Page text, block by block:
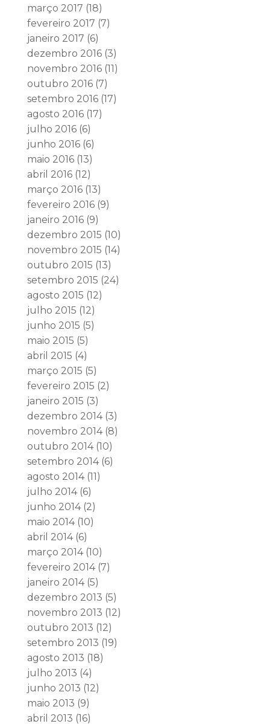
março 2017 (18)
fevereiro 2017 (7)
janeiro 2017 (6)
dezembro 2016(3)
novembro 2016(11)
outubro 2016(7)
setembro 2016(17)
agosto 2016(17)
julho 2016(6)
junho 2016(6)
maio 2016(13)
abril 2016(12)
março 2016(13)
fevereiro 2016(9)
janeiro 2016(9)
dezembro 2015 (10)
novembro 2015 (14)
outubro 2015 (13)
setembro 2015 (24)
agosto 2015 (12)
julho 2015 (12)
junho 2015 (5)
maio 2015 (5)
abril 2015 (4)
março 2015 (5)
fevereiro 2015 (2)
janeiro 2015 (3)
dezembro 2014(3)
novembro 2014(8)
outubro 2014(10)
setembro 2014(6)
agosto 2014(11)
julho 2014(6)
junho 2014(2)
maio 2014(10)
abril 2014(6)
março 2014(10)
fevereiro 2014(7)
janeiro 2014(5)
dezembro 2013 (5)
novembro 2013 (12)
outubro 2013 (12)
setembro 2013 (19)
agosto 2013 (18)
julho 2013 (4)
junho 2013 (12)
maio 2013 (9)
abril 2013 (16)